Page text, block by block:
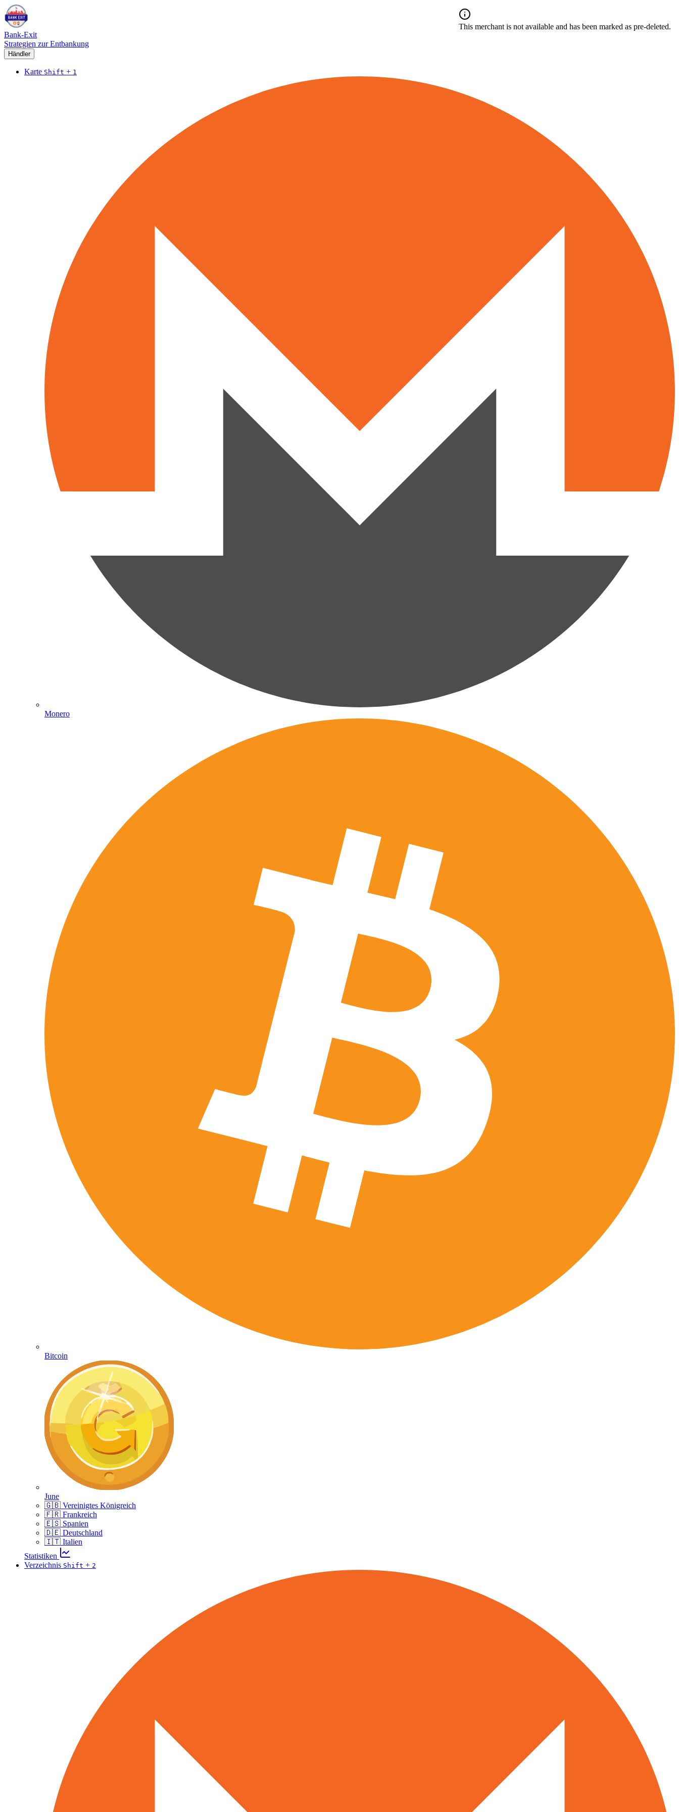
Bank-Exit
Strategien zur Entbankung
Händler
Karte Shift + 1
Monero
Bitcoin
June
🇬🇧 Vereinigtes Königreich
🇫🇷 Frankreich
🇪🇸 Spanien
🇩🇪 Deutschland
🇮🇹 Italien
Statistiken
Verzeichnis Shift + 2
This merchant is not available and has been marked as pre-deleted.